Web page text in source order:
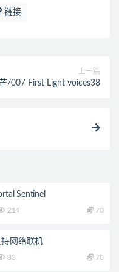
链接
上一篇
/007 First Light voices38
Sentinel
214 70
网络联机
83 70